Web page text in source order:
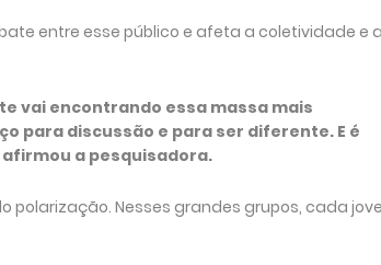
entre esse público e afeta a coletividade e
vai encontrando essa massa mais
para discussão e para ser diferente. E é
a pesquisadora.
Nesses grandes grupos, cada